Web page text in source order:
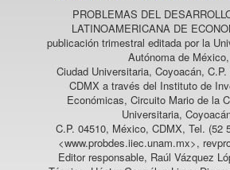
PROBLEMAS DEL
LATINOAMERICANA DE
publicación trimestral editada por la
Autónoma de México,
Ciudad Universitaria, Coyoacán,
CDMX a través del Instituto de
Económicas, Circuito Mario de la
Universitaria,
C.P. 04510, México, CDMX, Tel. (52
<www.probdes.iiec.unam.mx>,
Editor responsable, Raúl Vázquez